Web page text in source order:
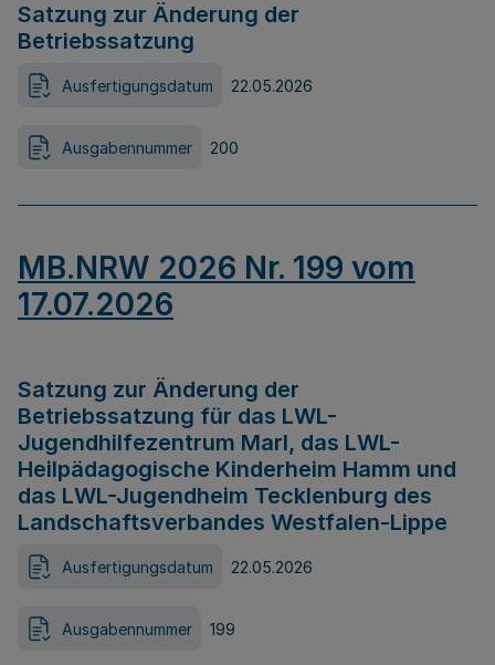
Satzung zur Änderung der
Betriebssatzung
Ausfertigungsdatum 22.05.2026
Ausgabennummer 200
MB.NRW 2026 Nr. 199 vom
17.07.2026
Satzung zur Änderung der
Betriebssatzung für das LWL-
Jugendhilfezentrum Marl, das LWL-
Heilpädagogische Kinderheim Hamm und
das LWL-Jugendheim Tecklenburg des
Landschaftsverbandes Westfalen-Lippe
Ausfertigungsdatum 22.05.2026
Ausgabennummer 199